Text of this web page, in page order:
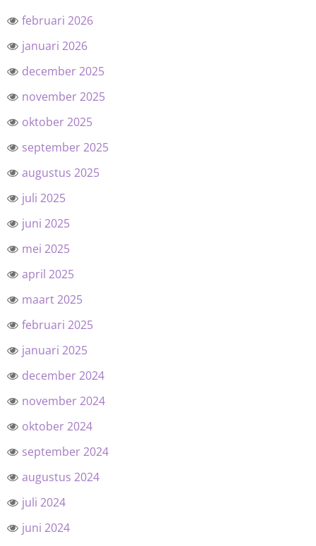
februari 2026
januari 2026
december 2025
november 2025
oktober 2025
september 2025
augustus 2025
juli 2025
juni 2025
mei 2025
april 2025
maart 2025
februari 2025
januari 2025
december 2024
november 2024
oktober 2024
september 2024
augustus 2024
juli 2024
juni 2024